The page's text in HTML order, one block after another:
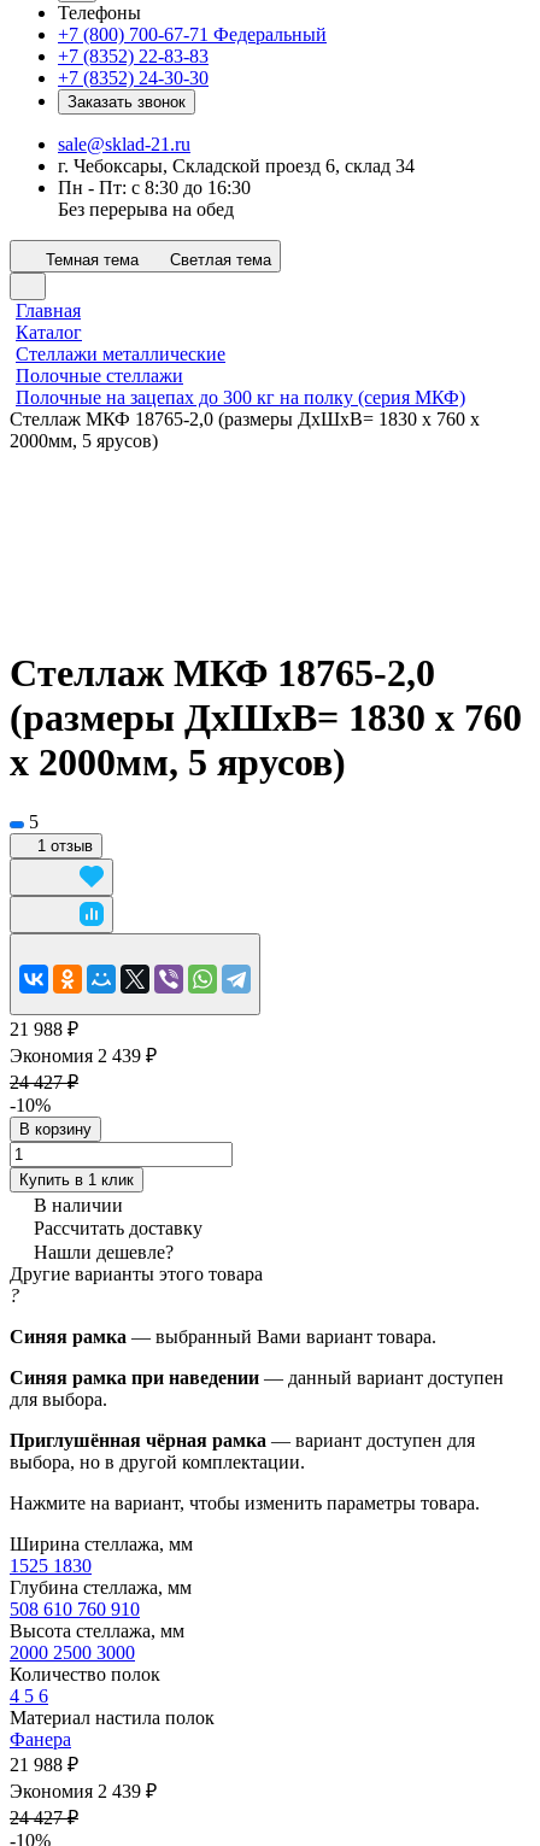
Телефоны
+7 (800) 700-67-71 Федеральный
+7 (8352) 22-83-83
+7 (8352) 24-30-30
Заказать звонок
sale@sklad-21.ru
г. Чебоксары, Складской проезд 6, склад 34
Пн - Пт: с 8:30 до 16:30
Без перерыва на обед
Темная тема Светлая тема
Главная
Каталог
Стеллажи металлические
Полочные стеллажи
Полочные на зацепах до 300 кг на полку (серия МКФ)
Стеллаж МКФ 18765-2,0 (размеры ДхШхВ= 1830 x 760 x
2000мм, 5 ярусов)
Стеллаж МКФ 18765-2,0
(размеры ДхШхВ= 1830 x 760
x 2000мм, 5 ярусов)
5
1 отзыв
21 988 ₽
Экономия 2 439 ₽
24 427 ₽
-10%
В корзину
Купить в 1 клик
В наличии
Рассчитать доставку
Нашли дешевле?
Другие варианты этого товара
?
Синяя рамка — выбранный Вами вариант товара.
Синяя рамка при наведении — данный вариант доступен
для выбора.
Приглушённая чёрная рамка — вариант доступен для
выбора, но в другой комплектации.
Нажмите на вариант, чтобы изменить параметры товара.
Ширина стеллажа, мм
1525 1830
Глубина стеллажа, мм
508 610 760 910
Высота стеллажа, мм
2000 2500 3000
Количество полок
4 5 6
Материал настила полок
Фанера
21 988 ₽
Экономия 2 439 ₽
24 427 ₽
-10%